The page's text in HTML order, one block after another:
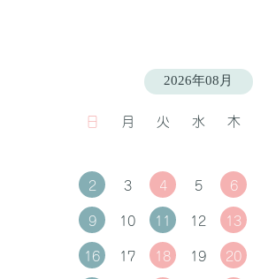
2026年08月
日 月 火 水 木
2
3 4 5 6
9
10 11 12 13
16
17 18 19 20